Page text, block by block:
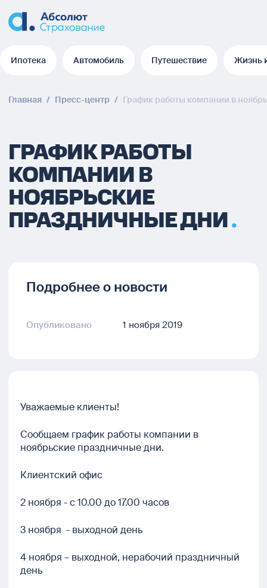
Ипотека Автомобиль Путешествие Жизнь
Главная / Пресс-центр / График работы компании в
ГРАФИК РАБОТЫ
КОМПАНИИ В
НОЯБРЬСКИЕ
ПРАЗДНИЧНЫЕ ДНИ
Подробнее о новости
Опубликовано 1 ноября 2019
Уважаемые клиенты!
Сообщаем график работы компании в
ноябрьские праздничные дни.
Клиентский офис
2 ноября - с 10.00 до 17.00 часов
3 ноября - выходной день
4 ноября – выходной, нерабочий праздничный
день